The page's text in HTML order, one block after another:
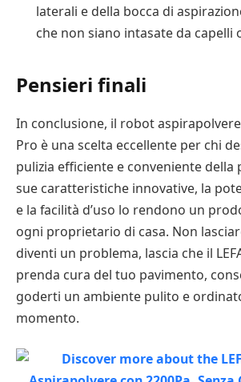
laterali e della bocca di
che non siano intasate da capelli
Pensieri finali
In conclusione, il robot aspirapolvere
Pro è una scelta eccellente per chi
pulizia efficiente e conveniente della
sue caratteristiche innovative, la
e la facilità d’uso lo rendono un
ogni proprietario di casa. Non
diventi un problema, lascia che il
prenda cura del tuo pavimento,
goderti un ambiente pulito e
momento.